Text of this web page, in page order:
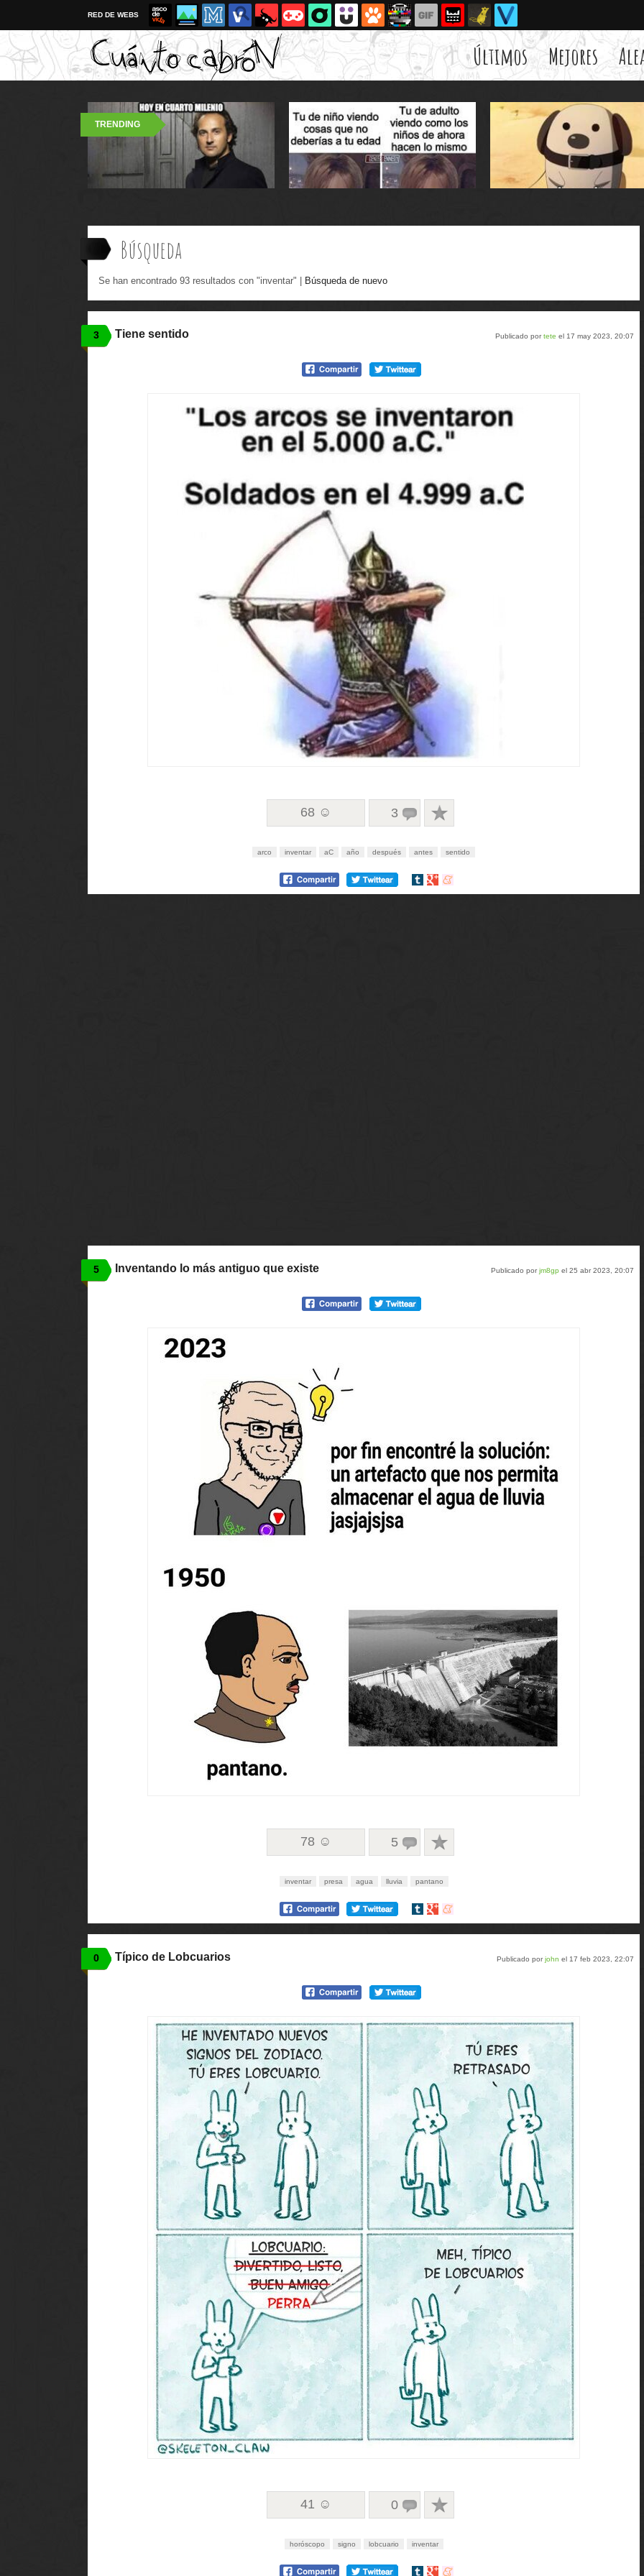
RED DE WEBS
Últimos Mejores
TRENDING
Búsqueda
Se han encontrado 93 resultados con "inventar" | Búsqueda de nuevo
3 Publicado portete el 17 may 2023, 20:07
Tiene sentido
68 ☺ 3
arco inventar aC año después antes sentido
Compartir
Compartir
Compartir
5 Publicado porjm8gp el 25 abr 2023, 20:07
Inventando lo más antiguo que existe
78 ☺ 5
inventar presa agua lluvia pantano
Compartir
Compartir
Compartir
0 Publicado porjohn el 17 feb 2023, 22:07
Típico de Lobcuarios
41 ☺ 0
horóscopo signo lobcuario inventar
Compartir
Compartir
Compartir